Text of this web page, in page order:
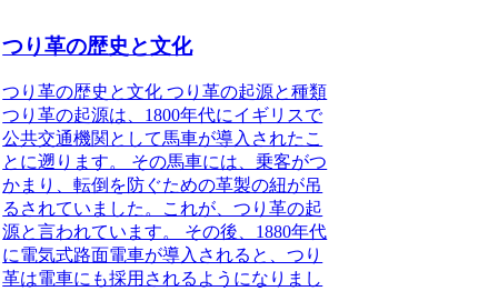
つり革の歴史と文化
つり革の歴史と文化 つり革の起源と種類
つり革の起源は、1800年代にイギリスで
公共交通機関として馬車が導入されたこ
とに遡ります。 その馬車には、乗客がつ
かまり、転倒を防ぐための革製の紐が吊
るされていました。これが、つり革の起
源と言われています。 その後、1880年代
に電気式路面電車が導入されると、つり
革は電車にも採用されるようになりまし